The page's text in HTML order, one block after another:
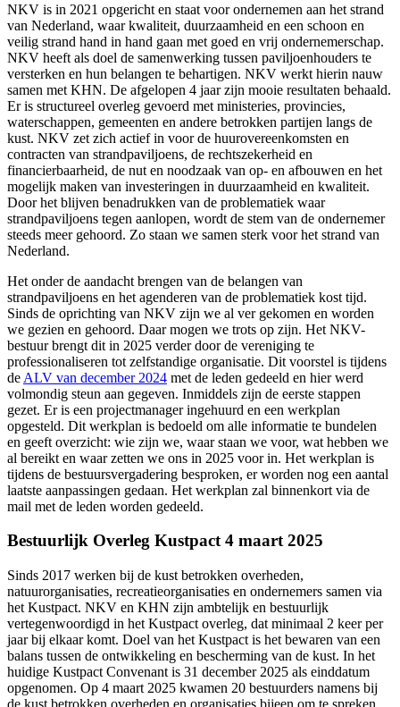
NKV is in 2021 opgericht en staat voor ondernemen aan het strand
van Nederland, waar kwaliteit, duurzaamheid en een schoon en
veilig strand hand in hand gaan met goed en vrij ondernemerschap.
NKV heeft als doel de samenwerking tussen paviljoenhouders te
versterken en hun belangen te behartigen. NKV werkt hierin nauw
samen met KHN. De afgelopen 4 jaar zijn mooie resultaten behaald.
Er is structureel overleg gevoerd met ministeries, provincies,
waterschappen, gemeenten en andere betrokken partijen langs de
kust. NKV zet zich actief in voor de huurovereenkomsten en
contracten van strandpaviljoens, de rechtszekerheid en
financierbaarheid, de nut en noodzaak van op- en afbouwen en het
mogelijk maken van investeringen in duurzaamheid en kwaliteit.
Door het blijven benadrukken van de problematiek waar
strandpaviljoens tegen aanlopen, wordt de stem van de ondernemer
steeds meer gehoord. Zo staan we samen sterk voor het strand van
Nederland.
Het onder de aandacht brengen van de belangen van
strandpaviljoens en het agenderen van de problematiek kost tijd.
Sinds de oprichting van NKV zijn we al ver gekomen en worden
we gezien en gehoord. Daar mogen we trots op zijn. Het NKV-
bestuur brengt dit in 2025 verder door de vereniging te
professionaliseren tot zelfstandige organisatie. Dit voorstel is tijdens
de ALV van december 2024 met de leden gedeeld en hier werd
volmondig steun aan gegeven. Inmiddels zijn de eerste stappen
gezet. Er is een projectmanager ingehuurd en een werkplan
opgesteld. Dit werkplan is bedoeld om alle informatie te bundelen
en geeft overzicht: wie zijn we, waar staan we voor, wat hebben we
al bereikt en waar zetten we ons in 2025 voor in. Het werkplan is
tijdens de bestuursvergadering besproken, er worden nog een aantal
laatste aanpassingen gedaan. Het werkplan zal binnenkort via de
mail met de leden worden gedeeld.
Bestuurlijk Overleg Kustpact 4 maart 2025
Sinds 2017 werken bij de kust betrokken overheden,
natuurorganisaties, recreatieorganisaties en ondernemers samen via
het Kustpact. NKV en KHN zijn ambtelijk en bestuurlijk
vertegenwoordigd in het Kustpact overleg, dat minimaal 2 keer per
jaar bij elkaar komt. Doel van het Kustpact is het bewaren van een
balans tussen de ontwikkeling en bescherming van de kust. In het
huidige Kustpact Convenant is 31 december 2025 als einddatum
opgenomen. Op 4 maart 2025 kwamen 20 bestuurders namens bij
de kust betrokken overheden en organisaties bijeen om te spreken